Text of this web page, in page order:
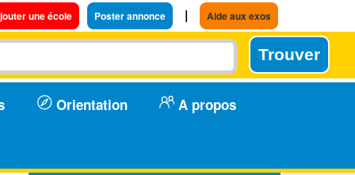
une école Poster annonce | Aide aux exos
Orientation A propos